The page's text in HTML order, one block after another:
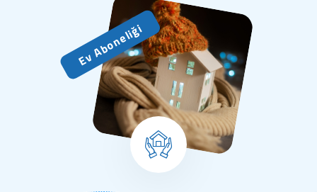
Ev Aboneliği